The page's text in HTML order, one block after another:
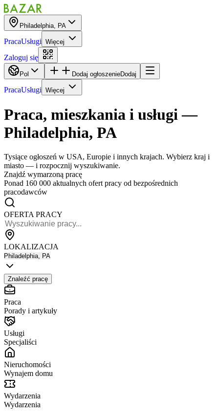
Philadelphia, PA
PracaUsługi Więcej
Zaloguj się
Pol Dodaj ogłoszenieDodaj
PracaUsługi Więcej
Praca, mieszkania i usługi—
Philadelphia, PA
Tysiące ogłoszeń w USA, Europie i innych krajach. Wybierz kraj i
miasto — i rozpocznij wyszukiwanie.
Znajdź wymarzoną pracę
Ponad 160 000 aktualnych ofert pracy od bezpośrednich
pracodawców
OFERTA PRACY
LOKALIZACJA
Philadelphia, PA
Znaleźć pracę
Praca
Porady i artykuły
Usługi
Specjaliści
Nieruchomości
Wynajem domu
Wydarzenia
Wydarzenia